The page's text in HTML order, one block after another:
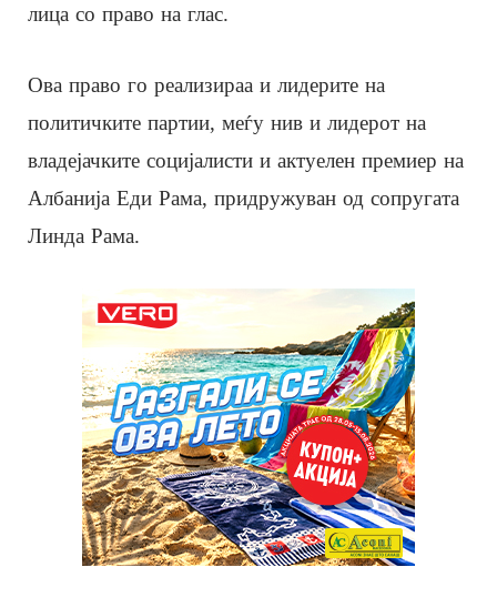
лица со право на глас.
Ова право го реализираа и лидерите на
политичките партии, меѓу нив и лидерот на
владејачките социјалисти и актуелен премиер на
Албанија Еди Рама, придружуван од сопругата
Линда Рама.